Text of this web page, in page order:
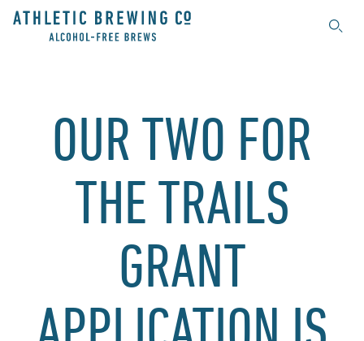
Search
OUR TWO FOR
THE TRAILS
GRANT